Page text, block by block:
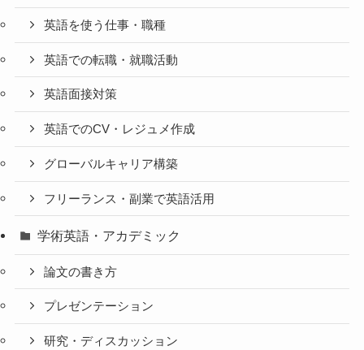
英語を使う仕事・職種
英語での転職・就職活動
英語面接対策
英語でのCV・レジュメ作成
グローバルキャリア構築
フリーランス・副業で英語活用
学術英語・アカデミック
論文の書き方
プレゼンテーション
研究・ディスカッション